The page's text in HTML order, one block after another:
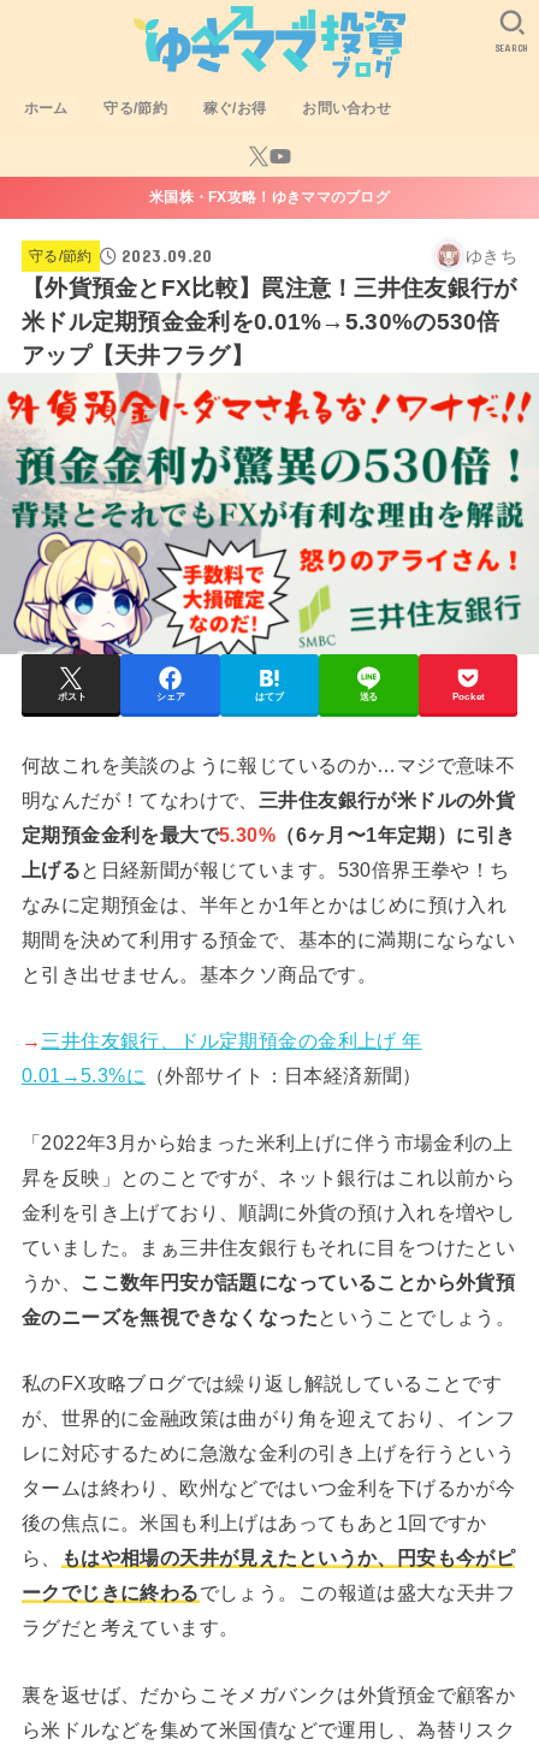
ホーム 守る/節約 稼ぐ/お得 お問い合わせ
SEARCH
米国株・FX攻略！ゆきママのブログ
守る/節約 2023.09.20 ゆきち
【外貨預金とFX比較】罠注意！三井住友銀行が
米ドル定期預金金利を0.01%→5.30%の530倍
アップ【天井フラグ】
ポスト シェア はてブ 送る Pocket
何故これを美談のように報じているのか…マジで意味不
明なんだが！てなわけで、 三井住友銀行が米ドルの外貨
定期預金金利を最大で5.30% （6ヶ月〜1年定期）に引き
上げると日経新聞が報じています。530倍界王拳や！ち
なみに定期預金は、半年とか1年とかはじめに預け入れ
期間を決めて利用する預金で、基本的に満期にならない
と引き出せません。基本クソ商品です。
→ 三井住友銀行、ドル定期預金の金利上げ 年
0.01→5.3%に
（外部サイト：日本経済新聞）
「2022年3月から始まった米利上げに伴う市場金利の上
昇を反映」とのことですが、ネット銀行はこれ以前から
金利を引き上げており、順調に外貨の預け入れを増やし
ていました。まぁ三井住友銀行もそれに目をつけたとい
うか、
ここ数年円安が話題になっていることから外貨預
金のニーズを無視できなくなったということでしょう。
私のFX攻略ブログでは繰り返し解説していることです
が、世界的に金融政策は曲がり角を迎えており、インフ
レに対応するために急激な金利の引き上げを行うという
タームは終わり、欧州などではいつ金利を下げるかが今
後の焦点に。米国も利上げはあってもあと1回ですか
ら、
もはや相場の天井が見えたというか、円安も今がピ
ークでじきに終わるでしょう。この報道は盛大な天井フ
ラグだと考えています。
裏を返せば、だからこそメガバンクは外貨預金で顧客か
ら米ドルなどを集めて米国債などで運用し、為替リスク